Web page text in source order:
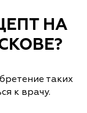
НА
таких
к врачу.